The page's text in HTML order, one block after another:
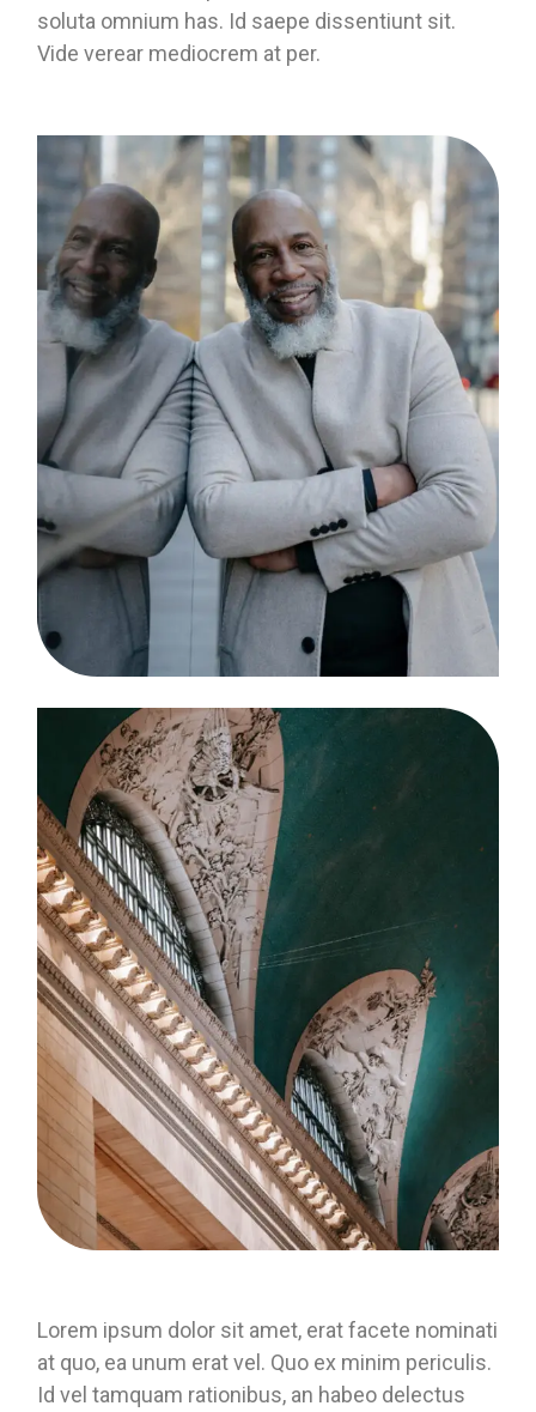
soluta omnium has. Id saepe dissentiunt sit.
Vide verear mediocrem at per.
Lorem ipsum dolor sit amet, erat facete nominati
at quo, ea unum erat vel. Quo ex minim periculis.
Id vel tamquam rationibus, an habeo delectus